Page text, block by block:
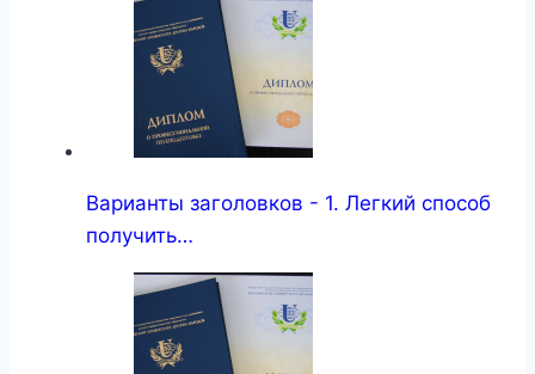
Варианты заголовков - 1. Легкий способ
получить…